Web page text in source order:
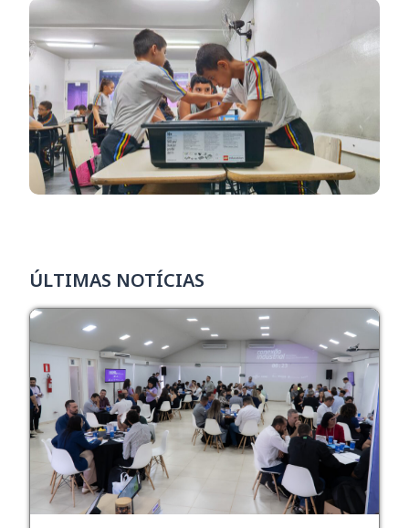
ÚLTIMAS NOTÍCIAS